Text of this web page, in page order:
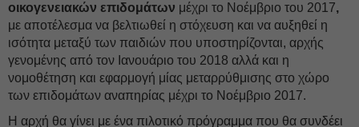
οικογενειακών επιδομάτων μέχρι το Νοέμβριο του 2017,
με αποτέλεσμα να βελτιωθεί η στόχευση και να αυξηθεί η
ισότητα μεταξύ των παιδιών που υποστηρίζονται, αρχής
γενομένης από τον Ιανουάριο του 2018 αλλά και η
νομοθέτηση και εφαρμογή μίας μεταρρύθμισης στο χώρο
των επιδομάτων αναπηρίας μέχρι το Νοέμβριο 2017.
Η αρχή θα γίνει με ένα πιλοτικό πρόγραμμα που θα συνδέει